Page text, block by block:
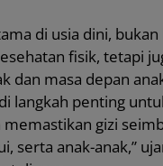
di usia dini, bukan
fisik, tetapi
dan masa depan
langkah penting
gizi
serta anak-anak,”